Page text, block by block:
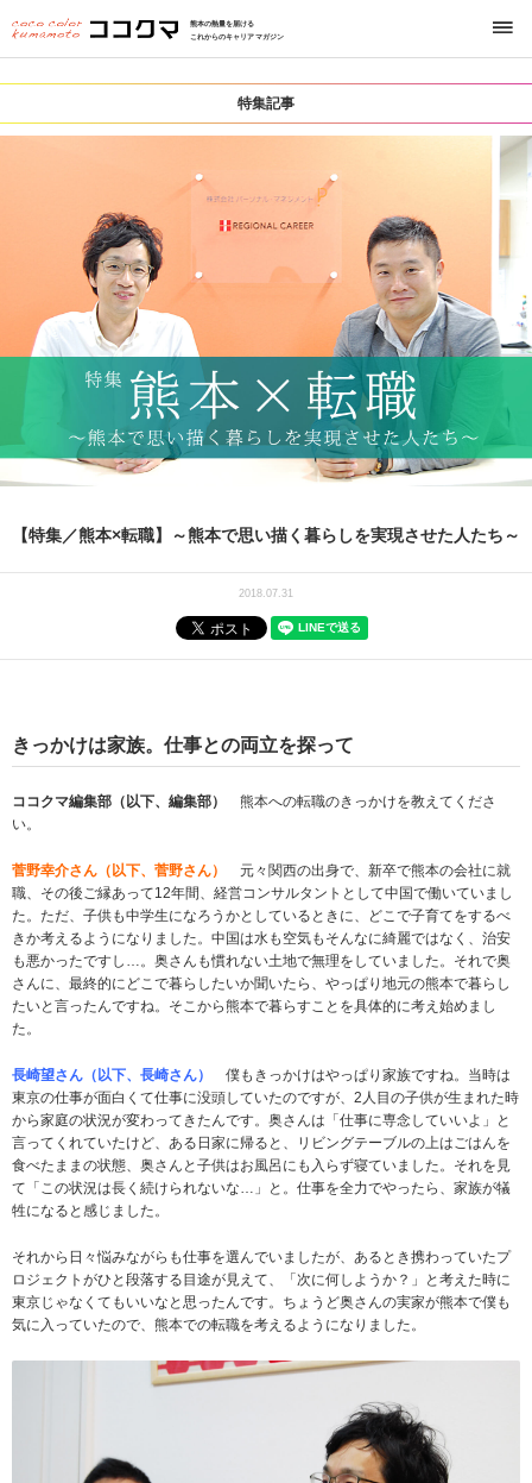
熊本の熱量を届ける
これからのキャリアマガジン
特集記事
【特集／熊本×転職】～熊本で思い描く暮らしを実現させた人たち～
2018.07.31
きっかけは家族。仕事との両立を探って
ココクマ編集部（以下、編集部） 熊本への転職のきっかけを教えてくださ
い。
菅野幸介さん（以下、菅野さん）
元々関西の出身で、新卒で熊本の会社に就
職、その後ご縁あって12年間、経営コンサルタントとして中国で働いていまし
た。ただ、子供も中学生になろうかとしているときに、どこで子育てをするべ
きか考えるようになりました。中国は水も空気もそんなに綺麗ではなく、治安
も悪かったですし…。奥さんも慣れない土地で無理をしていました。それで奥
さんに、最終的にどこで暮らしたいか聞いたら、やっぱり地元の熊本で暮らし
たいと言ったんですね。そこから熊本で暮らすことを具体的に考え始めまし
た。
長崎望さん（以下、長崎さん）
僕もきっかけはやっぱり家族ですね。当時は
東京の仕事が面白くて仕事に没頭していたのですが、2人目の子供が生まれた時
から家庭の状況が変わってきたんです。奥さんは「仕事に専念していいよ」と
言ってくれていたけど、ある日家に帰ると、リビングテーブルの上はごはんを
食べたままの状態、奥さんと子供はお風呂にも入らず寝ていました。それを見
て「この状況は長く続けられないな…」と。仕事を全力でやったら、家族が犠
牲になると感じました。
それから日々悩みながらも仕事を選んでいましたが、あるとき携わっていたプ
ロジェクトがひと段落する目途が見えて、「次に何しようか？」と考えた時に
東京じゃなくてもいいなと思ったんです。ちょうど奥さんの実家が熊本で僕も
気に入っていたので、熊本での転職を考えるようになりました。